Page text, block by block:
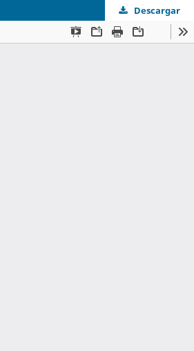
Descargar